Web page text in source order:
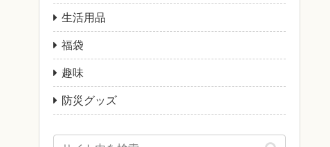
生活用品
福袋
趣味
防災グッズ